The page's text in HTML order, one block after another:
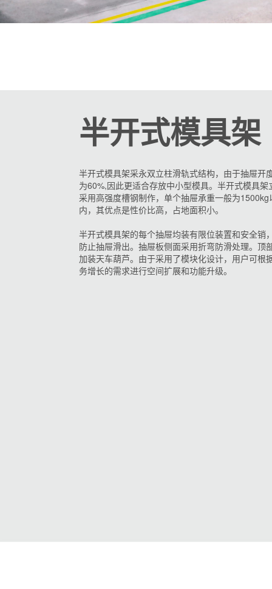
半开式模具架
半开式模具架采永双立柱滑轨式结构，由于抽屉开
为60%,因此更适合存放中小型模具。半开式模具架
采用高强度槽钢制作，单个抽屉承重一般为1500kg
内，其优点是性价比高，占地面积小。
半开式模具架的每个抽屉均装有限位装置和安全销
防止抽屉滑出。抽屉板侧面采用折弯防滑处理。顶
加装天车葫芦。由于采用了模块化设计，用户可根
务增长的需求进行空间扩展和功能升级。